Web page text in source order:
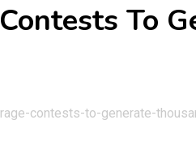
To
contests-to-generate-